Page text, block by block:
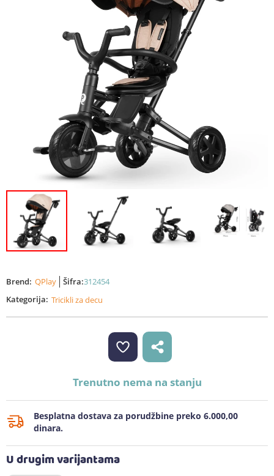
Brend: QPlay Šifra:312454
Kategorija: Tricikli za decu
Trenutno nema na stanju
Besplatna dostava za porudžbine preko 6.000,00
dinara.
U drugim varijantama